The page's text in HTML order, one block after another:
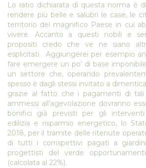
Lo ratio dichiarata di questa norma è
rendere più belle e salubri le case, le
territorio del magnifico Paese in cui
vivere. Accanto a questi nobili e
propositi credo che ve ne siano
esplicitati. Aggiungerei per esempio
fare emergere un po’ di base
un settore che, operando
spesso è dagli stessi invitato a
grazie al fatto che i pagamenti di
ammessi all’agevolazione dovranno
bonifici già previsti per gli
edilizia e risparmio energetico, lo
2018, per il tramite delle ritenute
di tutti i corrispettivi pagati a
progettisti del verde
(calcolata al 22%).